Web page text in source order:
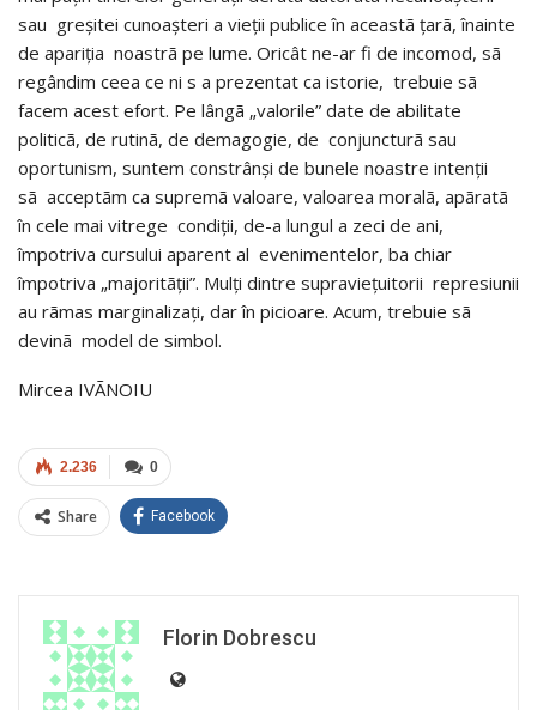
sau greșitei cunoașteri a vieții publice în aceastã țarã, înainte
de apariția noastrã pe lume. Oricât ne-ar fi de incomod, sã
regândim ceea ce ni s a prezentat ca istorie, trebuie sã
facem acest efort. Pe lângã „valorile” date de abilitate
politicã, de rutinã, de demagogie, de conjuncturã sau
oportunism, suntem constrânși de bunele noastre intenții
sã acceptãm ca supremã valoare, valoarea moralã, apãratã
în cele mai vitrege condiții, de-a lungul a zeci de ani,
împotriva cursului aparent al evenimentelor, ba chiar
împotriva „majoritãții”. Mulți dintre supraviețuitorii represiunii
au rãmas marginalizați, dar în picioare. Acum, trebuie sã
devinã model de simbol.
Mircea IVÃNOIU
0
2.236
Share Facebook
Florin Dobrescu